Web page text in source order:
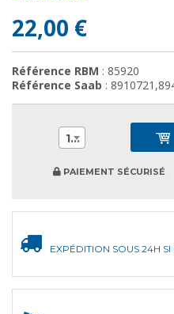
22,00 €
Référence RBM : 85920
Référence Saab :
1
PAIEMENT SÉCURISÉ
EXPÉDITION SOUS 24H